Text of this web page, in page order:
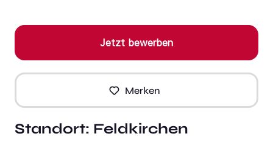
Jetzt bewerben
Merken
Standort: Feldkirchen